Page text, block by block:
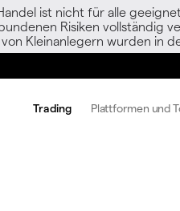
ist nicht für alle
Risiken vollständig
von Kleinanlegern wurden in
Trading Plattformen und